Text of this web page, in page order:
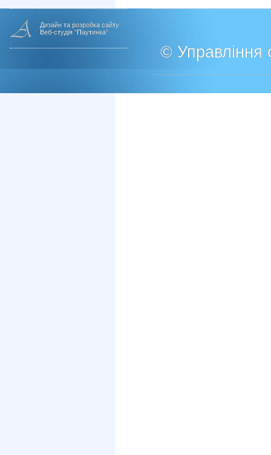
Дизайн та розробка сайту
Веб-студія "Паутинка"
© Управління